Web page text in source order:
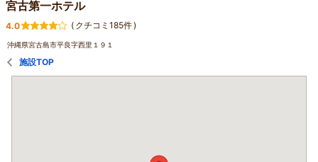
宮古第一ホテル
4.0 ( クチコミ185件)
沖縄県宮古島市平良字西里１９１
施設TOP